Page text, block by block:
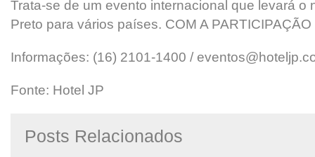
Trata-se de um evento internacional que levará o
Preto para vários países. COM A
Informações: (16) 2101-1400 /
Fonte: Hotel JP
Posts Relacionados